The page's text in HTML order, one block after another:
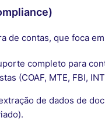
de contas, que foca
completo para
(COAF, MTE, FBI,
de dados de